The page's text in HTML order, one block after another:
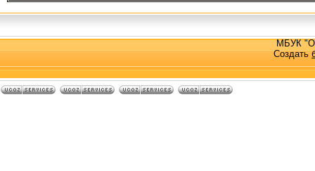
МБУК
Создать